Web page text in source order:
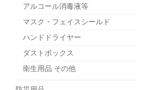
アルコール消毒液等
マスク・フェイスシールド
ハンドドライヤー
ダストボックス
衛生用品 その他